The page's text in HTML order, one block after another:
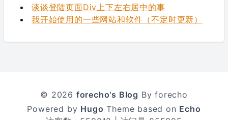
谈谈登陆页面Div上下左右居中的事
我开始使用的一些网站和软件（不定时更新）
© 2026 forecho's Blog By forecho
Powered by Hugo Theme based on Echo